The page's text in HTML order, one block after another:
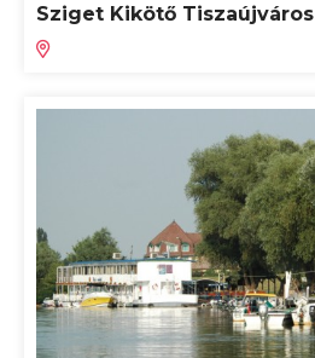
Sziget Kikötő Tiszaújváros